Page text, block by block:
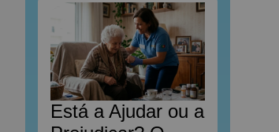
Está a Ajudar ou a